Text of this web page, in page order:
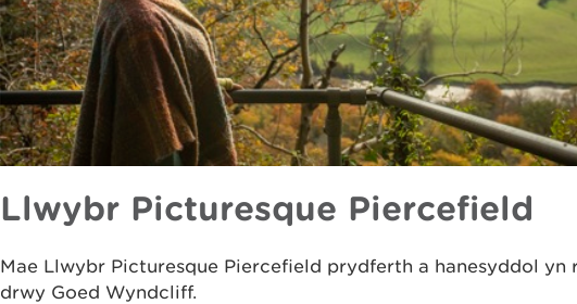
Llwybr Picturesque Piercefield
Mae Llwybr Picturesque Piercefield prydferth a hanesyddol yn
drwy Goed Wyndcliff.